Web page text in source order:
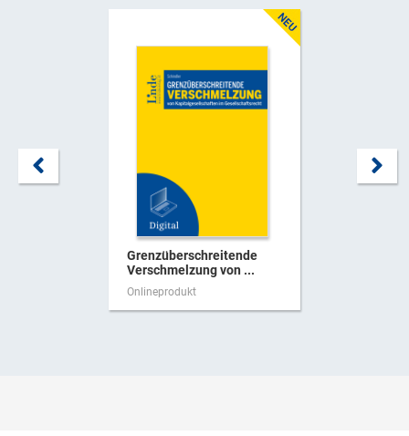
Grenzüberschreitende
Verschmelzung von ...
Onlineprodukt